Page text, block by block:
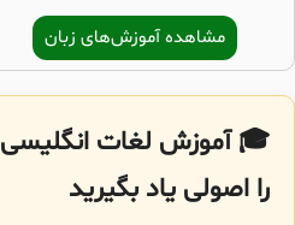
مشاهده آموزش‌های زبان
🎓 آموزش لغات انگلیسی
را اصولی یاد بگیرید